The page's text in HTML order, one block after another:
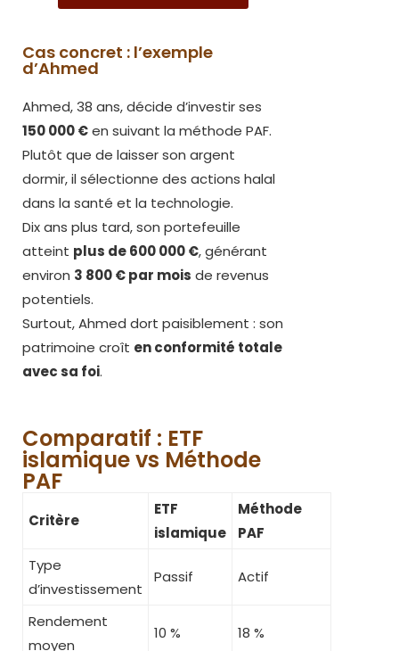
Cas concret : l’exemple
d’Ahmed
Ahmed, 38 ans, décide d’investir ses
150 000 €en suivant la méthode PAF.
Plutôt que de laisser son argent
dormir, il sélectionne des actions halal
dans la santé et la technologie.
Dix ans plus tard, son portefeuille
atteint plus de 600 000 €, générant
environ 3 800 € par mois de revenus
potentiels.
Surtout, Ahmed dort paisiblement : son
patrimoine croît en conformité totale
avec sa foi.
Comparatif : ETF
islamique vs Méthode
PAF
Critère
ETF
islamique
Méthode
PAF
Type
d’investissement
Passif Actif
Rendement
moyen
10 % 18 %